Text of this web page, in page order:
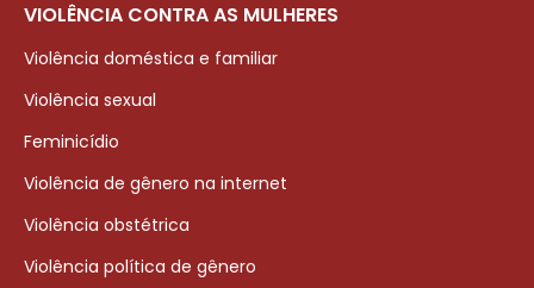
VIOLÊNCIA CONTRA AS MULHERES
Violência doméstica e familiar
Violência sexual
Feminicídio
Violência de gênero na internet
Violência obstétrica
Violência política de gênero